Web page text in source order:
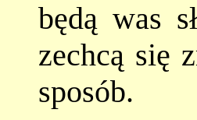
będą was
zechcą się
sposób.